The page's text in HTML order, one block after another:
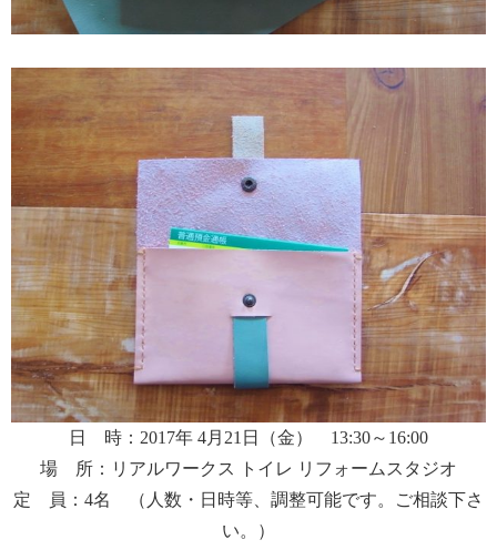
日 時：2017年 4月21日（金） 13:30～16:00
場 所：リアルワークス トイレ リフォームスタジオ
定 員：4名 （人数・日時等、調整可能です。ご相談下さ
い。）